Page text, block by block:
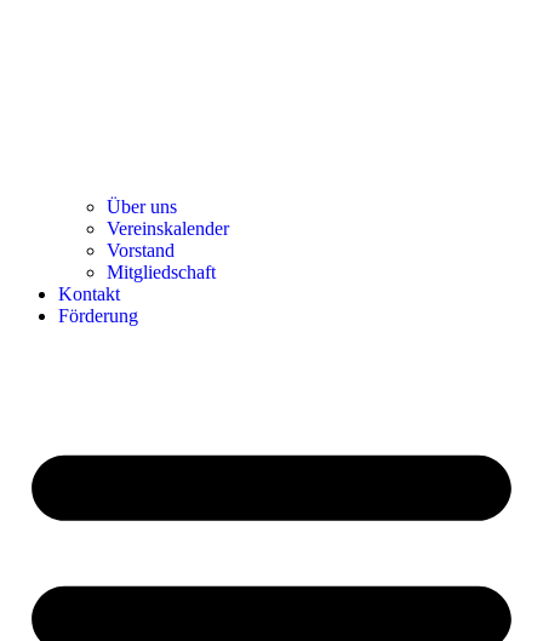
Über uns
Ver­einska­len­der
Vor­stand
Mit­glied­schaft
Kon­takt
För­de­rung